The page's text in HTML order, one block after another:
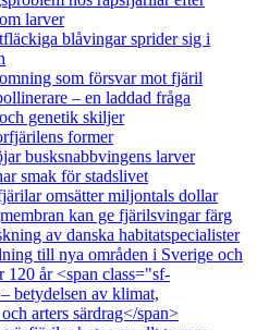
larver
blåvingar sprider sig i
som försvar mot fjäril
– en laddad fråga
genetik skiljer
former
busksnabbvingens larver
smak för stadslivet
omsätter miljontals dollar
kan ge fjärilsvingar färg
av danska habitatspecialister
till nya områden i Sverige och
120 år <span class="sf-
betydelsen av klimat,
arters särdrag</span>